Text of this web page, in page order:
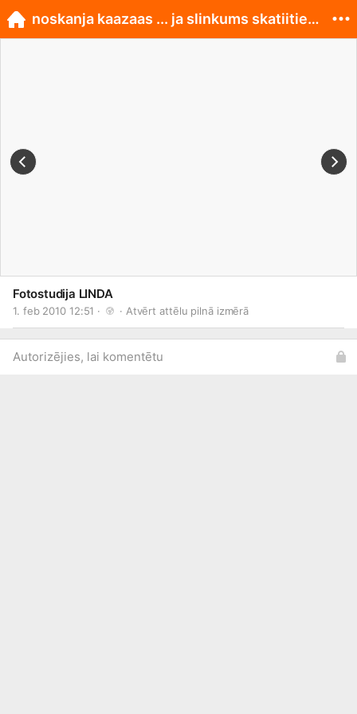
Fotostudija LINDA
1. feb 2010 12:51 · · Atvērt attēlu pilnā izmērā
Autorizējies, lai komentētu
noskanja kaazaas ... ja slinkums skatiities maajas